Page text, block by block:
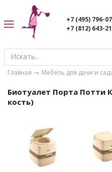
+7 (495) 796-
+7 (812) 643-
Главная Мебель для дачи и
Биотуалет Порта Потти
кость)